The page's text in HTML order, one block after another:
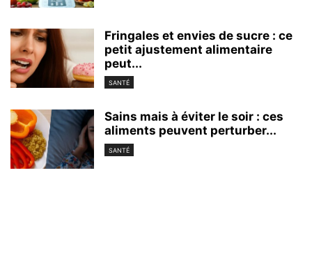
Fringales et envies de sucre : ce
petit ajustement alimentaire
peut...
SANTÉ
Sains mais à éviter le soir : ces
aliments peuvent perturber...
SANTÉ